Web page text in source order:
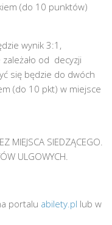
(do 10 punktów)
wynik 3:1,
od decyzji
się będzie do dwóch
(do 10 pkt) w miejsce
MIEJSCA SIEDZĄCEGO.
ULGOWYCH.
portalu abilety.pl lub w